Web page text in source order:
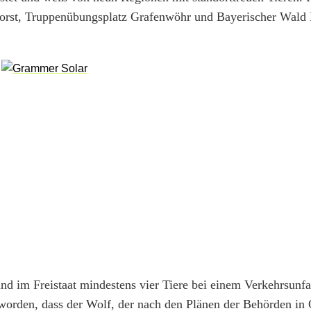
Truppenübungsplatz Grafenwöhr und Bayerischer
im Freistaat mindestens vier Tiere bei einem
dass der Wolf, der nach den Plänen der Behörden in